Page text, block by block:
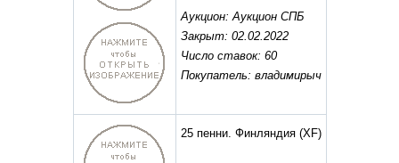
Аукцион: Аукцион СПБ
Закрыт: 02.02.2022
Число ставок: 60
Покупатель: владимирыч
25 пенни. Финляндия(XF)